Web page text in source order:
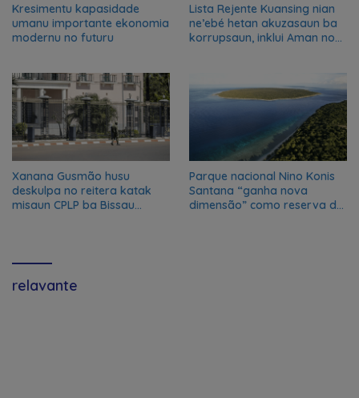
Kresimentu kapasidade
umanu importante ekonomia
modernu no futuru
Lista Rejente Kuansing nian
ne’ebé hetan akuzasaun ba
korrupsaun, inklui Aman no
Xanana Gusmão husu
deskulpa no reitera katak
misaun CPLP ba Bissau
Parque nacional Nino Konis
Santana “ganha nova
dimensão” como reserva da
relavante